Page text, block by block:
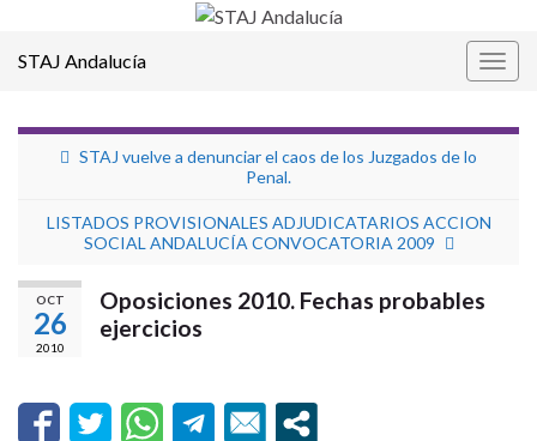
STAJ Andalucía
STAJ vuelve a denunciar el caos de los Juzgados de lo
Penal.
LISTADOS PROVISIONALES ADJUDICATARIOS ACCION
SOCIAL ANDALUCÍA CONVOCATORIA 2009
OCT
26
2010
Oposiciones 2010. Fechas probables
ejercicios